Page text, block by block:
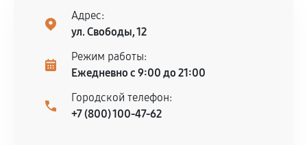
Адрес:
ул. Свободы, 12
Режим работы:
Ежедневно с 9:00 до 21:00
Городской телефон:
+7 (800) 100-47-62